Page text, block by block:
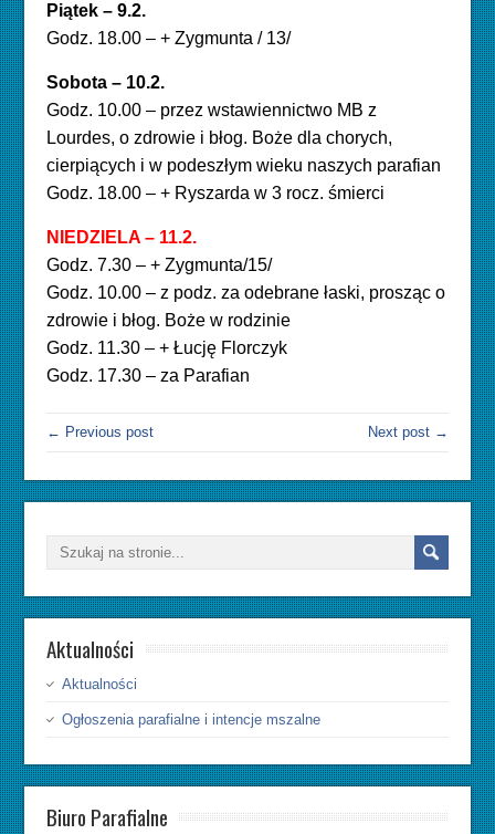
Piątek – 9.2.
Godz. 18.00 – + Zygmunta / 13/
Sobota – 10.2.
Godz. 10.00 – przez wstawiennictwo MB z
Lourdes, o zdrowie i błog. Boże dla chorych,
cierpiących i w podeszłym wieku naszych parafian
Godz. 18.00 – + Ryszarda w 3 rocz. śmierci
NIEDZIELA – 11.2.
Godz. 7.30 – + Zygmunta/15/
Godz. 10.00 – z podz. za odebrane łaski, prosząc o
zdrowie i błog. Boże w rodzinie
Godz. 11.30 – + Łucję Florczyk
Godz. 17.30 – za Parafian
← Previous post Next post →
Aktualności
Aktualności
Ogłoszenia parafialne i intencje mszalne
Biuro Parafialne